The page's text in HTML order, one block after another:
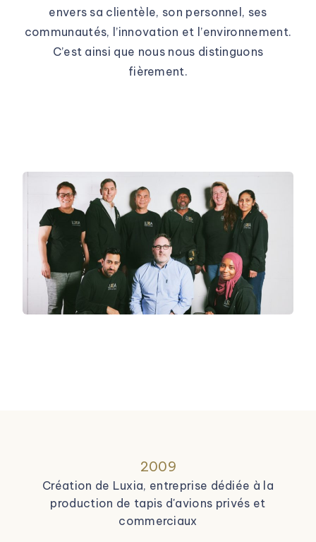
envers sa clientèle, son personnel, ses
communautés, l’innovation et l’environnement.
C’est ainsi que nous nous distinguons
fièrement.
2009
Création de Luxia, entreprise dédiée à la
production de tapis d'avions privés et
commerciaux